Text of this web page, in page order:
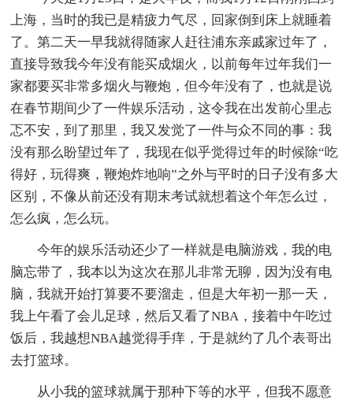
上海，当时的我已是精疲力气尽，回家倒到床上就睡着
了。第二天一早我就得随家人赶往浦东亲戚家过年了，
直接导致我今年没有能买成烟火，以前每年过年我们一
家都要买非常多烟火与鞭炮，但今年没有了，也就是说
在春节期间少了一件娱乐活动，这令我在出发前心里忐
忑不安，到了那里，我又发觉了一件与众不同的事：我
没有那么盼望过年了，我现在似乎觉得过年的时候除“吃
得好，玩得爽，鞭炮炸地响”之外与平时的日子没有多大
区别，不像从前还没有期末考试就想着这个年怎么过，
怎么疯，怎么玩。
今年的娱乐活动还少了一样就是电脑游戏，我的电
脑忘带了，我本以为这次在那儿非常无聊，因为没有电
脑，我就开始打算要不要溜走，但是大年初一那一天，
我上午看了会儿足球，然后又看了NBA，接着中午吃过
饭后，我越想NBA越觉得手痒，于是就约了几个表哥出
去打篮球。
从小我的篮球就属于那种下等的水平，但我不愿意